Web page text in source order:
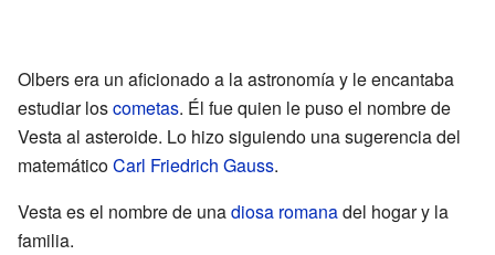
Olbers era un aficionado a la astronomía y le encantaba
estudiar loscometas. Él fue quien le puso el nombre de
Vesta al asteroide. Lo hizo siguiendo una sugerencia del
matemáticoCarl Friedrich Gauss.
Vesta es el nombre de unadiosa romanadel hogar y la
familia.